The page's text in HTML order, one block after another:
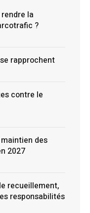
la
?
rapprochent
contre le
des
2027
recueillement,
responsabilités